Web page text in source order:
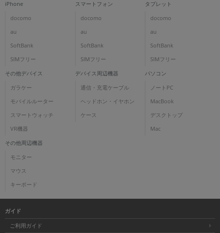
iPhone
docomo
au
SoftBank
SIMフリー
スマートフォン
docomo
au
SoftBank
SIMフリー
タブレット
docomo
au
SoftBank
SIMフリー
その他デバイス
ガラケー
モバイルルーター
スマートウォッチ
VR機器
デバイス周辺機器
通信・充電ケーブル
ヘッドホン・イヤホン
ケース
パソコン
ノートPC
MacBook
デスクトップ
Mac
その他周辺機器
モニター
マウス
キーボード
ガイド
ご利用ガイド